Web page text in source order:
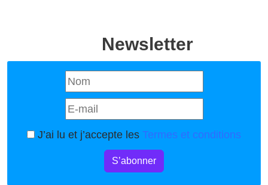
Newsletter
J’ai lu et j’accepte les Termes et conditions
S’abonner